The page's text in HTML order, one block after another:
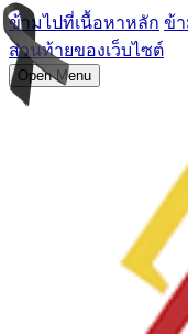
ข้ามไปที่เนื้อหาหลัก ข้า
ส่วนท้ายของเว็บไซต์
Open Menu